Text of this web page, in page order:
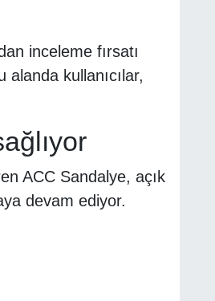
inceleme fırsatı
kullanıcılar,
ACC Sandalye, açık
devam ediyor.